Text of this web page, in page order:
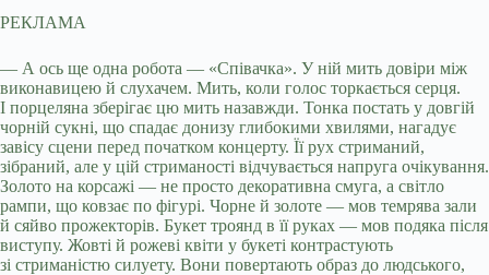
РЕКЛАМА
— А ось ще одна робота — «Співачка». У ній мить довіри між
виконавицею й слухачем. Мить, коли голос торкається серця.
І порцеляна зберігає цю мить назавжди. Тонка постать у довгій
чорній сукні, що спадає донизу глибокими хвилями, нагадує
завісу сцени перед початком концерту. Її рух стриманий,
зібраний, але у цій стриманості відчувається напруга очікування.
Золото на корсажі — не просто декоративна смуга, а світло
рампи, що ковзає по фігурі. Чорне й золоте — мов темрява зали
й сяйво прожекторів. Букет троянд в її руках — мов подяка після
виступу. Жовті й рожеві квіти у букеті контрастують
зі стриманістю силуету. Вони повертають образ до людського,